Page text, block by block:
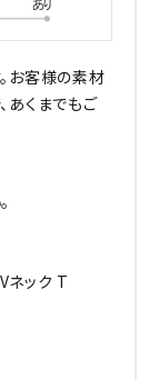
お客様の素材
あくまでもご
ネック T